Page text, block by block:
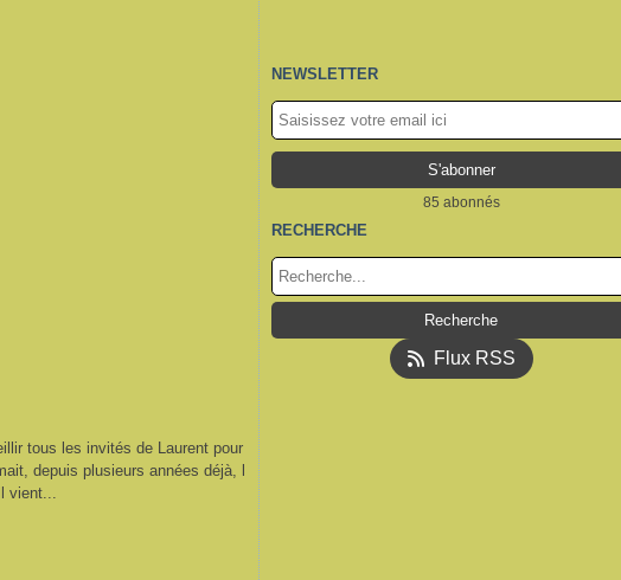
tous les invités de Laurent pour
depuis plusieurs années déjà, l
vient...
NEWSLETTER
85 abonnés
RECHERCHE
Flux RSS